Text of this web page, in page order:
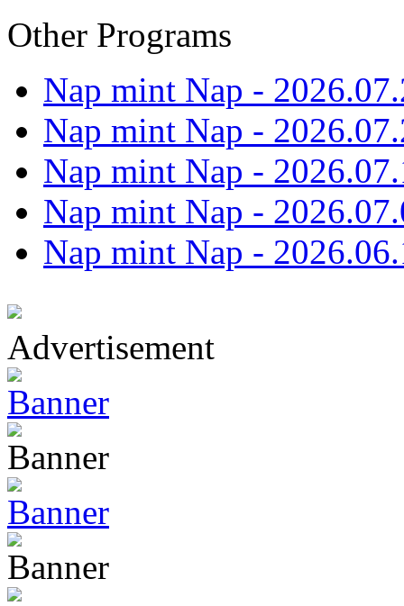
Other Programs
Nap mint Nap -
Nap mint Nap -
Nap mint Nap -
Nap mint Nap -
Nap mint Nap -
Advertisement